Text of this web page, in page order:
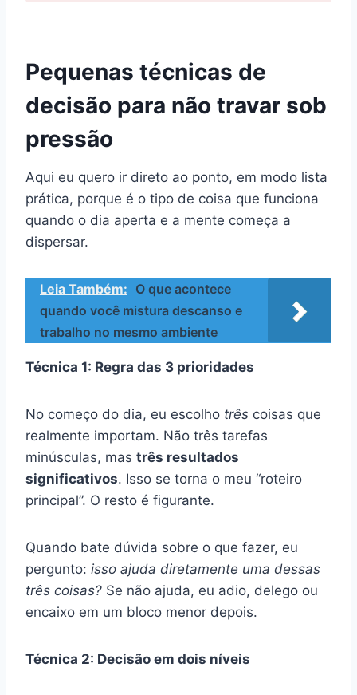
Pequenas técnicas de
decisão para não travar sob
pressão
Aqui eu quero ir direto ao ponto, em modo lista
prática, porque é o tipo de coisa que funciona
quando o dia aperta e a mente começa a
dispersar.
Leia Também: O que acontece
quando você mistura descanso e
trabalho no mesmo ambiente
Técnica 1: Regra das 3 prioridades
No começo do dia, eu escolho três coisas que
realmente importam. Não três tarefas
minúsculas, mas três resultados
significativos. Isso se torna o meu “roteiro
principal”. O resto é figurante.
Quando bate dúvida sobre o que fazer, eu
pergunto: isso ajuda diretamente uma dessas
três coisas? Se não ajuda, eu adio, delego ou
encaixo em um bloco menor depois.
Técnica 2: Decisão em dois níveis